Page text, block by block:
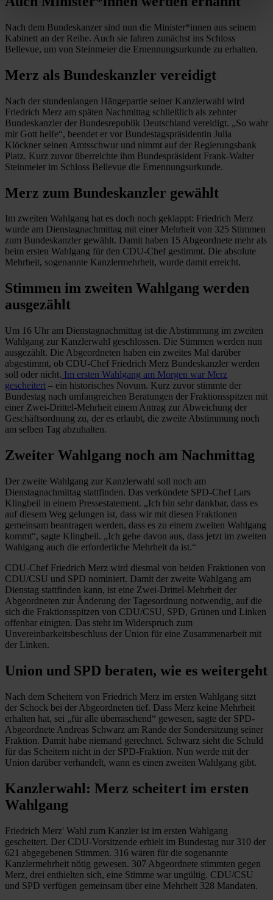
Nach dem Bundeskanzer sind nun die Minister*innen aus seinem
Kabinett an der Reihe. Auch sie fahren zunächst ins Schloss
Bellevue, um von Steinmeier die Ernennungsurkunde zu erhalten.
Merz als Bundeskanzler vereidigt
Nach der stundenlangen Hängepartie seiner Kanzlerwahl wird
Friedrich Merz am späten Nachmittag schließlich als zehnter
Bundeskanzler der Bundesrepublik Deutschland vereidigt. „So wahr
mir Gott helfe“, beendet er vor Bundestagspräsidentin Julia
Klöckner seinen Amtsschwur und nimmt auf der Regierungsbank
Platz. Kurz zuvor überreichte ihm Bundespräsident Frank-Walter
Steinmeier im Schloss Bellevue die Ernennungsurkunde.
Merz zum Bundeskanzler gewählt
Im zweiten Wahlgang hat es doch noch geklappt: Friedrich Merz
wurde am Dienstagnachmittag mit einer Mehrheit von 325 Stimmen
zum Bundeskanzler gewählt. Damit haben 15 Abgeordnete mehr als
beim ersten Wahlgang für den CDU-Chef gestimmt. Die absolute
Mehrheit, sogenannte Kanzlermehrheit, wurde damit erreicht.
Stimmen im zweiten Wahlgang werden
ausgezählt
Um 16 Uhr am Dienstagnachmittag ist die Abstimmung im zweiten
Wahlgang zur Kanzlerwahl geschlossen. Die Stimmen werden nun
ausgezählt. Die Abgeordneten haben ein zweites Mal darüber
abgestimmt, ob CDU-Chef Friedrich Merz Bundeskanzler werden
soll oder nicht. Im ersten Wahlgang am Morgen war Merz
gescheitert – ein historisches Novum. Kurz zuvor stimmte der
Bundestag nach umfangreichen Beratungen der Fraktionsspitzen mit
einer Zwei-Drittel-Mehrheit einem Antrag zur Abweichung der
Geschäftsordnung zu, der es erlaubt, die zweite Abstimmung noch
am selben Tag abzuhalten.
Zweiter Wahlgang noch am Nachmittag
Der zweite Wahlgang zur Kanzlerwahl soll noch am
Dienstagnachmittag stattfinden. Das verkündete SPD-Chef Lars
Klingbeil in einem Pressestatement. „Ich bin sehr dankbar, dass es
auf diesem Weg gelungen ist, dass wir mit diesen Fraktionen
gemeinsam beantragen werden, dass es zu einem zweiten Wahlgang
kommt“, sagte Klingbeil. „Ich gehe davon aus, dass jetzt im zweiten
Wahlgang auch die erforderliche Mehrheit da ist.“
CDU-Chef Friedrich Merz wird diesmal von beiden Fraktionen von
CDU/CSU und SPD nominiert. Damit der zweite Wahlgang am
Dienstag stattfinden kann, ist eine Zwei-Drittel-Mehrheit der
Abgeordneten zur Änderung der Tagesordnung notwendig, auf die
sich die Fraktionsspitzen von CDU/CSU, SPD, Grünen und Linken
offenbar einigten. Das steht im Widerspruch zum
Unvereinbarkeitsbeschluss der Union für eine Zusammenarbeit mit
der Linken.
Union und SPD beraten, wie es weitergeht
Nach dem Scheitern von Friedrich Merz im ersten Wahlgang sitzt
der Schock bei der Abgeordneten tief. Dass Merz keine Mehrheit
erhalten hat, sei „für alle überraschend“ gewesen, sagte der SPD-
Abgeordnete Andreas Schwarz am Rande der Sondersitzung seiner
Fraktion. Damit habe niemand gerechnet. Schwarz sieht die Schuld
für das Scheitern nicht in der SPD-Fraktion. Nun werde mit der
Union darüber verhandelt, wann es einen zweiten Wahlgang gibt.
Kanzlerwahl: Merz scheitert im ersten
Wahlgang
Friedrich Merz' Wahl zum Kanzler ist im ersten Wahlgang
gescheitert. Der CDU-Vorsitzende erhielt im Bundestag nur 310 der
621 abgegebenen Stimmen. 316 wären für die sogenannte
Kanzlermehrheit nötig gewesen. 307 Abgeordnete stimmten gegen
Merz, drei enthielten sich, eine Stimme war ungültig. CDU/CSU
und SPD verfügen gemeinsam über eine Mehrheit 328 Mandaten.